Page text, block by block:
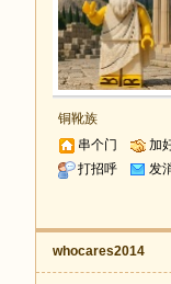
铜靴族
串个门
加
打招呼
发
whocares2014